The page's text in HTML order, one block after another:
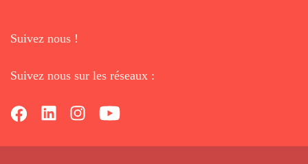
Suivez nous !
Suivez nous sur les réseaux :